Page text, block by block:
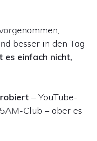
besser in den Tag
es einfach nicht,
– YouTube-
Club – aber es